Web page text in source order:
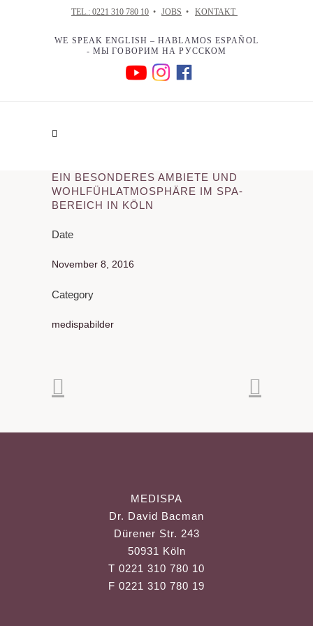
TEL.: 0221 310 780 10 • JOBS • KONTAKT
WE SPEAK ENGLISH – HABLAMOS ESPAÑOL
- МЫ ГОВОРИМ НА РУССКОМ
EIN BESONDERES AMBIETE UND
WOHLFÜHLATMOSPHÄRE IM SPA-
BEREICH IN KÖLN
Date
November 8, 2016
Category
medispabilder
MEDISPA
Dr. David Bacman
Dürener Str. 243
50931 Köln
T 0221 310 780 10
F 0221 310 780 19